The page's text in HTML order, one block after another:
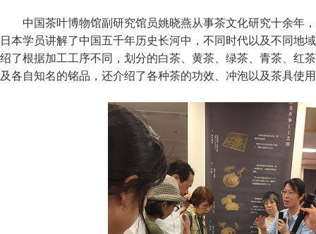
中国茶叶博物馆副研究馆员姚晓燕从事茶文化研究十余年
日本学员讲解了中国五千年历史长河中，不同时代以及不同地
绍了根据加工工序不同，划分的白茶、黄茶、绿茶、青茶、红
及各自知名的铭品，还介绍了各种茶的功效、冲泡以及茶具使